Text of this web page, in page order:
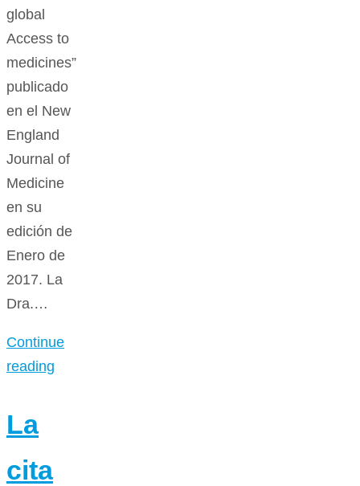
global
Access to
medicines”
publicado
en el New
England
Journal of
Medicine
en su
edición de
Enero de
2017. La
Dra.…
Continue
reading
La
cita